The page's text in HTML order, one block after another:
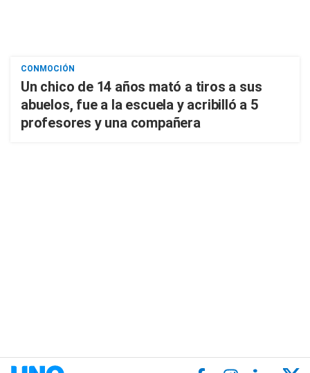
CONMOCIÓN
Un chico de 14 años mató a tiros a sus
abuelos, fue a la escuela y acribilló a 5
profesores y una compañera